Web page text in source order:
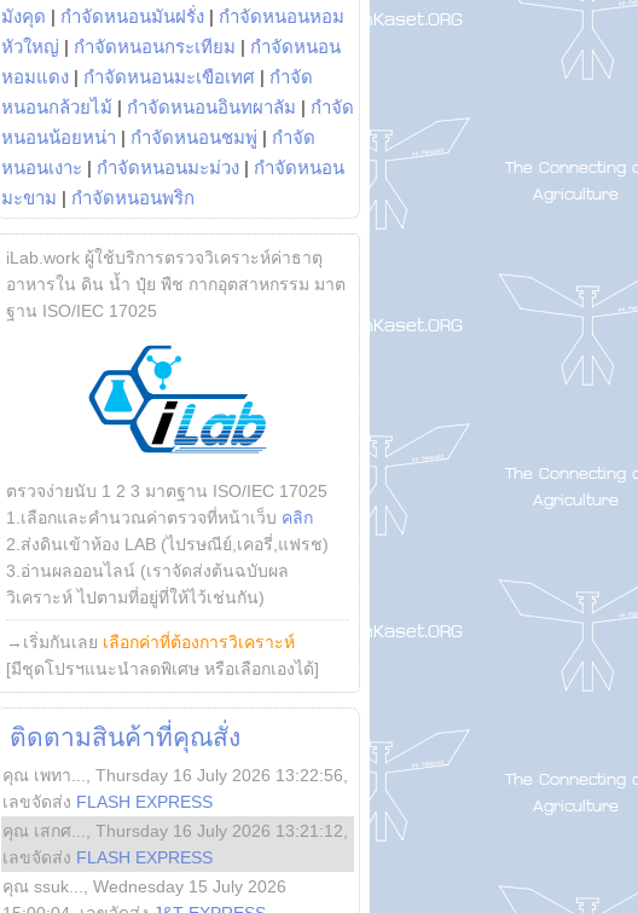
มังคุด | กำจัดหนอนมันฝรั่ง | กำจัดหนอนหอม
หัวใหญ่ | กำจัดหนอนกระเทียม | กำจัดหนอน
หอมแดง | กำจัดหนอนมะเขือเทศ | กำจัด
หนอนกล้วยไม้ | กำจัดหนอนอินทผาลัม | กำจัด
หนอนน้อยหน่า | กำจัดหนอนชมพู่ | กำจัด
หนอนเงาะ | กำจัดหนอนมะม่วง | กำจัดหนอน
มะขาม | กำจัดหนอนพริก
iLab.work ผู้ใช้บริการตรวจวิเคราะห์ค่าธาตุ
อาหารใน ดิน น้ำ ปุ๋ย พืช กากอุตสาหกรรม มาต
ฐาน ISO/IEC 17025
ตรวจง่ายนับ 1 2 3 มาตฐาน ISO/IEC 17025
1.เลือกและคำนวณค่าตรวจที่หน้าเว็บ คลิก
2.ส่งดินเข้าห้อง LAB (ไปรษณีย์,เคอรี่,แฟรช)
3.อ่านผลออนไลน์ (เราจัดส่งต้นฉบับผล
วิเคราะห์ ไปตามที่อยู่ที่ให้ไว้เช่นกัน)
→เริ่มกันเลย เลือกค่าที่ต้องการวิเคราะห์
[มีชุดโปรฯแนะนำลดพิเศษ หรือเลือกเองได้]
ติดตามสินค้าที่คุณสั่ง
คุณ เพทา... Thursday 16 July 2026 13:22:56
เลขจัดส่ง FLASH EXPRESS
คุณ เสกศ...
Thursday 16 July 2026 13:21:12
เลขจัดส่ง FLASH EXPRESS
คุณ ssuk...
Wednesday 15 July 2026